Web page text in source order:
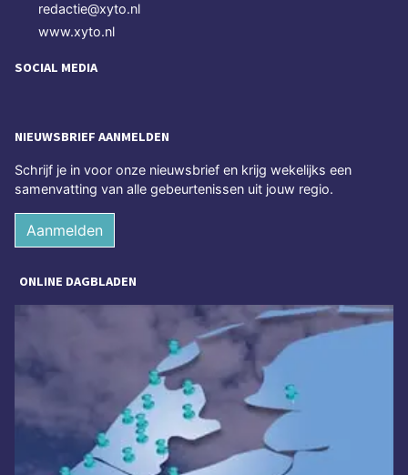
redactie@xyto.nl
www.xyto.nl
SOCIAL MEDIA
NIEUWSBRIEF AANMELDEN
Schrijf je in voor onze nieuwsbrief en krijg wekelijks een
samenvatting van alle gebeurtenissen uit jouw regio.
Aanmelden
ONLINE DAGBLADEN